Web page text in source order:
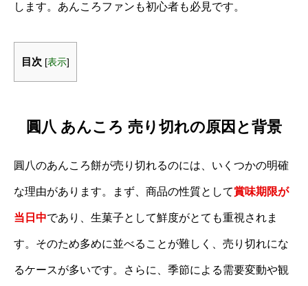
します。あんころファンも初心者も必見です。
目次 [表示]
圓八 あんころ 売り切れの原因と背景
圓八のあんころ餅が売り切れるのには、いくつかの明確
な理由があります。まず、商品の性質として賞味期限が
当日中であり、生菓子として鮮度がとても重視されま
す。そのため多めに並べることが難しく、売り切れにな
るケースが多いです。さらに、季節による需要変動や観